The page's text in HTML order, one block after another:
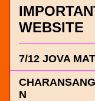
WEBSITE
7/12 JOVA
N